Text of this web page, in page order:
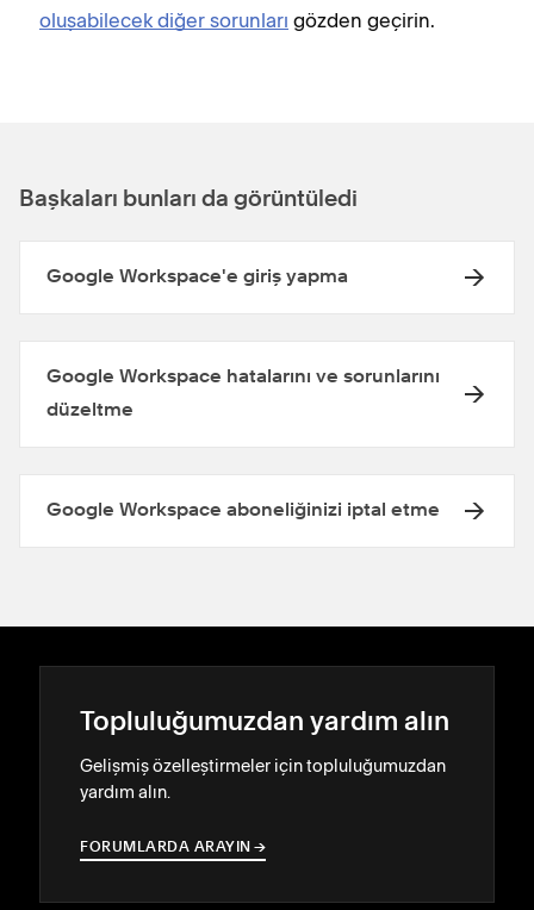
oluşabilecek diğer sorunları gözden geçirin.
Başkaları bunları da görüntüledi
Google Workspace'e giriş yapma
Google Workspace hatalarını ve sorunlarını
düzeltme
Google Workspace aboneliğinizi iptal etme
Topluluğumuzdan yardım alın
Gelişmiş özelleştirmeler için topluluğumuzdan
yardım alın.
FORUMLARDA ARAYIN →
→